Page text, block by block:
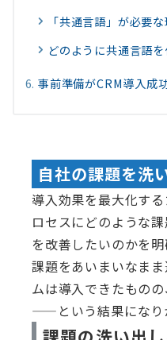
「共通言語」が必要
どのように共通言語を
事前準備がCRM導入成
自社の課題を洗
導入効果を最大化す
ロセスにどのような
を改善したいのかを明
課題をあいまいなま
ムは導入できたもの
——という結果になり